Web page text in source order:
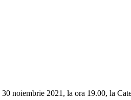
noiembrie 2021, la ora 19.00, la